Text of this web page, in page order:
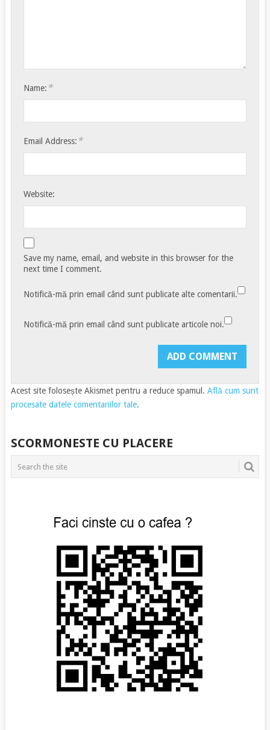
Name: *
Email Address: *
Website:
Save my name, email, and website in this browser for the
next time I comment.
Notifică-mă prin email când sunt publicate alte comentarii.
Notifică-mă prin email când sunt publicate articole noi.
Acest site folosește Akismet pentru a reduce spamul. Află cum sunt
procesate datele comentariilor tale.
SCORMONESTE CU PLACERE